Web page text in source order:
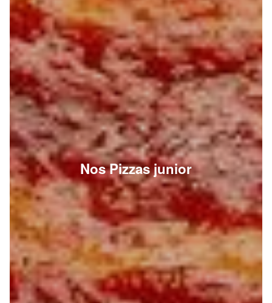
Nos Pizzas junior